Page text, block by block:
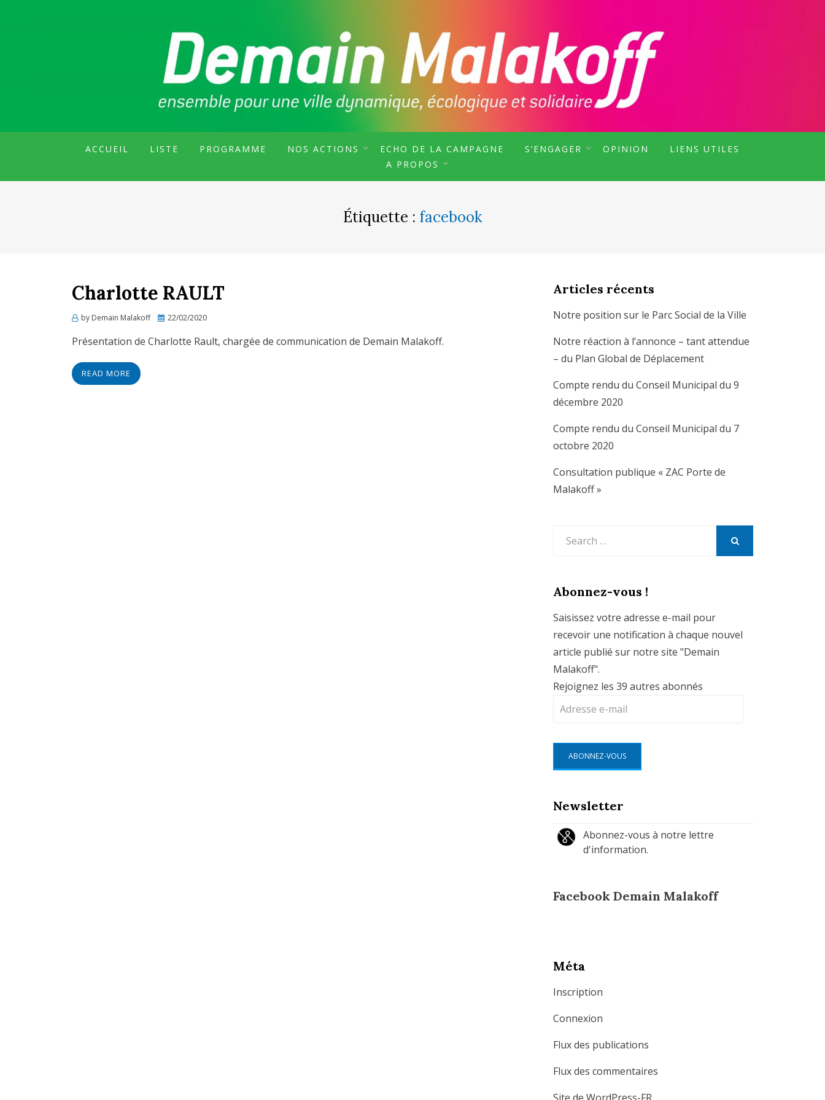
ACCUEIL LISTE PROGRAMME NOS ACTIONS ECHO DE LA CAMPAGNE S’ENGAGER OPINION
LIENS UTILES
A PROPOS
Étiquette : facebook
Charlotte RAULT
by Demain Malakoff
Posted
22/02/2020
Présentation de Charlotte Rault, chargée de communication de Demain Malakoff.
READ MORE
Articles récents
Notre position sur le Parc Social de la Ville
Notre réaction à l’annonce – tant attendue
– du Plan Global de Déplacement
Compte rendu du Conseil Municipal du 9
décembre 2020
Compte rendu du Conseil Municipal du 7
octobre 2020
Consultation publique « ZAC Porte de
Malakoff »
Abonnez-vous !
Saisissez votre adresse e-mail pour
recevoir une notification à chaque nouvel
article publié sur notre site "Demain
Malakoff".
Rejoignez les 39 autres abonnés
Adresse
ABONNEZ-VOUS
Newsletter
Abonnez-vous à notre lettre
d'information.
Facebook Demain Malakoff
Méta
Inscription
Connexion
Flux des publications
Flux des commentaires